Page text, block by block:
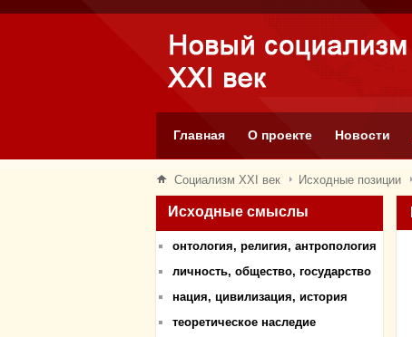
Главная О проекте Новости
Социализм XXI век Исходные позиции
Исходные смыслы
онтология, религия, антропология
личность, общество, государство
нация, цивилизация, история
теоретическое наследие